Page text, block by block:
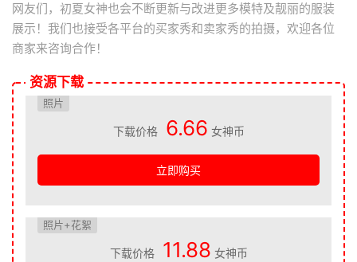
网友们，初夏女神也会不断更新与改进更多模特及靓丽的服装
展示！我们也接受各平台的买家秀和卖家秀的拍摄，欢迎各位
商家来咨询合作！
资源下载
照片
下载价格 6.66 女神币
立即购买
照片+花絮
下载价格 11.88 女神币